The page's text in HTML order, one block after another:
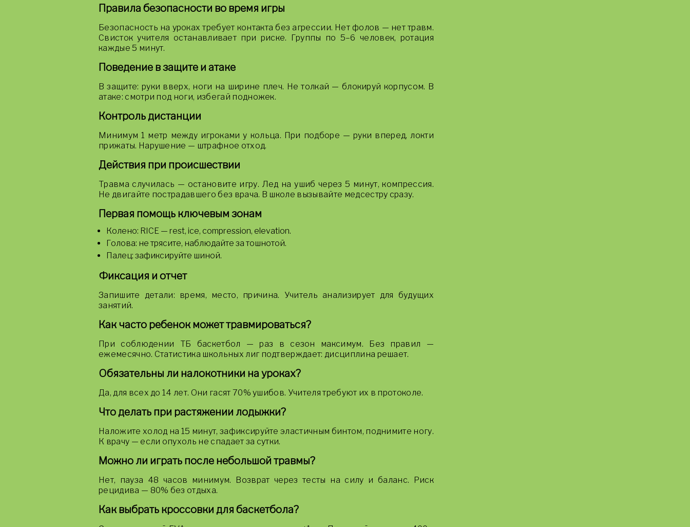
Правила безопасности во время игры
Безопасность на уроках требует контакта без агрессии. Нет фолов — нет травм.
Свисток учителя останавливает при риске. Группы по 5–6 человек, ротация
каждые 5 минут.
Поведение в защите и атаке
В защите: руки вверх, ноги на ширине плеч. Не толкай — блокируй корпусом. В
атаке: смотри под ноги, избегай подножек.
Контроль дистанции
Минимум 1 метр между игроками у кольца. При подборе — руки вперед, локти
прижаты. Нарушение — штрафное отход.
Действия при происшествии
Травма случилась — остановите игру. Лед на ушиб через 5 минут, компрессия.
Не двигайте пострадавшего без врача. В школе вызывайте медсестру сразу.
Первая помощь ключевым зонам
Колено: RICE — rest, ice, compression, elevation.
Голова: не трясите, наблюдайте за тошнотой.
Палец: зафиксируйте шиной.
Фиксация и отчет
Запишите детали: время, место, причина. Учитель анализирует для будущих
занятий.
Как часто ребенок может травмироваться?
При соблюдении ТБ баскетбол — раз в сезон максимум. Без правил —
ежемесячно. Статистика школьных лиг подтверждает: дисциплина решает.
Обязательны ли налокотники на уроках?
Да, для всех до 14 лет. Они гасят 70% ушибов. Учителя требуют их в протоколе.
Что делать при растяжении лодыжки?
Наложите холод на 15 минут, зафиксируйте эластичным бинтом, поднимите ногу.
К врачу — если опухоль не спадает за сутки.
Можно ли играть после небольшой травмы?
Нет, пауза 48 часов минимум. Возврат через тесты на силу и баланс. Риск
рецидива — 80% без отдыха.
Как выбрать кроссовки для баскетбола?